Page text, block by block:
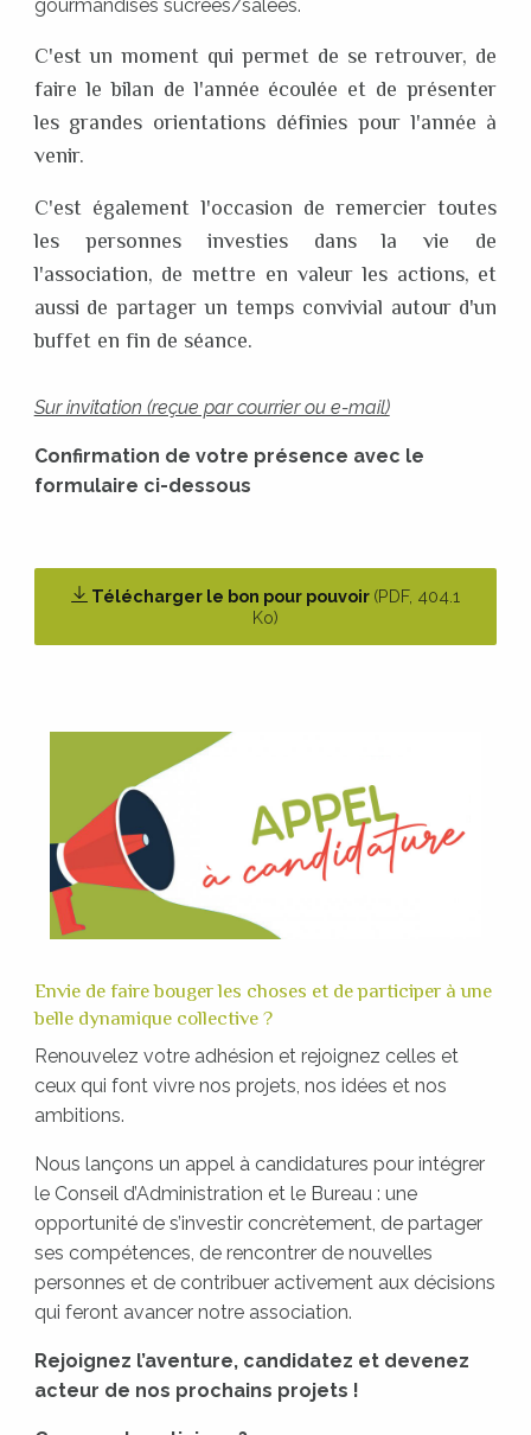
gourmandises sucrées/salées.
C'est un moment qui permet de se retrouver, de
faire le bilan de l'année écoulée et de présenter
les grandes orientations définies pour l'année à
venir.
C'est également l'occasion de remercier toutes
les personnes investies dans la vie de
l'association, de mettre en valeur les actions, et
aussi de partager un temps convivial autour d'un
buffet en fin de séance.
Sur invitation (reçue par courrier ou e-mail)
Confirmation de votre présence avec le
formulaire ci-dessous
Télécharger le bon pour pouvoir (PDF, 404.1
Ko)
Envie de faire bouger les choses et de participer à une
belle dynamique collective ?
Renouvelez votre adhésion et rejoignez celles et
ceux qui font vivre nos projets, nos idées et nos
ambitions.
Nous lançons un appel à candidatures pour intégrer
le Conseil d’Administration et le Bureau : une
opportunité de s’investir concrètement, de partager
ses compétences, de rencontrer de nouvelles
personnes et de contribuer activement aux décisions
qui feront avancer notre association.
Rejoignez l’aventure, candidatez et devenez
acteur de nos prochains projets !